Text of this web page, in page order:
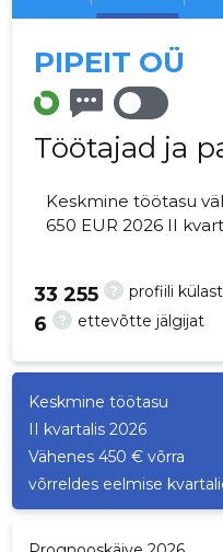
PIPEIT OÜ
Töötajad ja
Keskmine töötasu
650 EUR 2026 II
? profiili
33 255
? ettevõtte jälgijat
6
Keskmine töötasu
II kvartalis 2026
Vähenes 450 € võrra
võrreldes eelmise